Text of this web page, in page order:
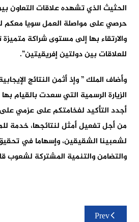
الحثيث الذي تشهده علاقات التعاون
حرصي على مواصلة العمل سويا معكم
والارتقاء بها إلى مستوى شراكة
للعلاقات بين دولتين إفريقيتين”.
وأضاف الملك ” وإذ أثمن النتائج
الزيارة الرسمية التي سعدت بالقيام
أجدد التأكيد لفخامتكم على عزمي
من أجل تفعيل أمثل لنتائجها، خدمة
لشعبينا الشقيقين، وإسهاما في
والتضامن والتنمية المشتركة لشعوب
تصفّحPrev